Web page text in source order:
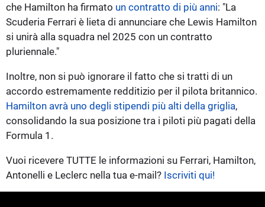
che Hamilton ha firmato un contratto di più anni: "La
Scuderia Ferrari è lieta di annunciare che Lewis Hamilton
si unirà alla squadra nel 2025 con un contratto
pluriennale."
Inoltre, non si può ignorare il fatto che si tratti di un
accordo estremamente redditizio per il pilota britannico.
Hamilton avrà uno degli stipendi più alti della griglia,
consolidando la sua posizione tra i piloti più pagati della
Formula 1.
Vuoi ricevere TUTTE le informazioni su Ferrari, Hamilton,
Antonelli e Leclerc nella tua e-mail? Iscriviti qui!